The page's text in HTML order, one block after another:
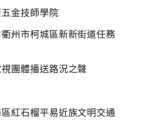
金技師學院
市柯城區新新街道任務
團體播送路況之聲
石榴平易近族文明交通